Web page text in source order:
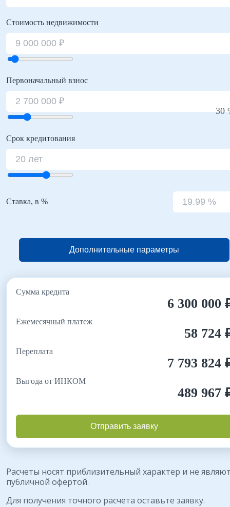
Стоимость недвижимости
Первоначальный взнос
30
Срок кредитования
Ставка, в %
Дополнительные параметры
Сумма кредита
6 300 000
Ежемесячный платеж
58 724
Переплата
7 793 824
Выгода от ИНКОМ
489 967
Отправить заявку
Расчеты носят приблизительный характер и не
публичной офертой.
Для получения точного расчета оставьте заявку.